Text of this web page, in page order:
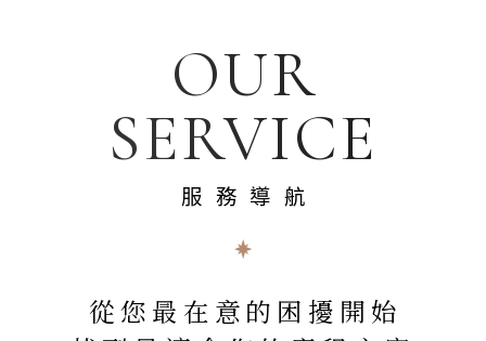
OUR
SERVICE
服務導航
從您最在意的困擾開始